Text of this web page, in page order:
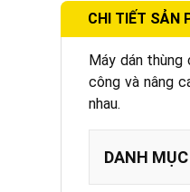
CHI TIẾT SẢN
Máy dán thùng
công và nâng
nhau.
DANH MỤC